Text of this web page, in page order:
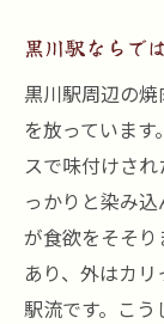
焼肉
黒川
焼肉の文
さ
焼肉
とり
黒川
黒川駅ならで
黒川駅周辺の
を放っていま
スで味付けさ
っかりと染み
が食欲をそそ
あり、外はカ
駅流です。こ